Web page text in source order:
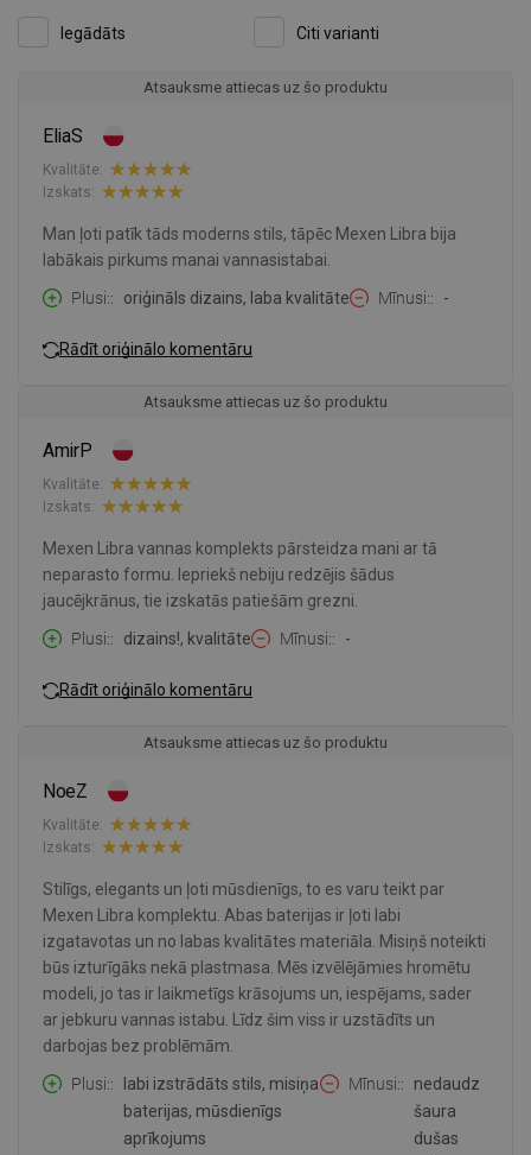
Iegādāts Citi varianti
Atsauksme attiecas uz šo produktu
EliaS
Kvalitāte:
Izskats:
Man ļoti patīk tāds moderns stils, tāpēc Mexen Libra bija
labākais pirkums manai vannasistabai.
Plusi:
oriģināls dizains, laba kvalitāte Mīnusi: -
Rādīt oriģinālo komentāru
Atsauksme attiecas uz šo produktu
AmirP
Kvalitāte:
Izskats:
Mexen Libra vannas komplekts pārsteidza mani ar tā
neparasto formu. Iepriekš nebiju redzējis šādus
jaucējkrānus, tie izskatās patiešām grezni.
Plusi:
dizains!, kvalitāte Mīnusi: -
Rādīt oriģinālo komentāru
Atsauksme attiecas uz šo produktu
NoeZ
Kvalitāte:
Izskats:
Stilīgs, elegants un ļoti mūsdienīgs, to es varu teikt par
Mexen Libra komplektu. Abas baterijas ir ļoti labi
izgatavotas un no labas kvalitātes materiāla. Misiņš noteikti
būs izturīgāks nekā plastmasa. Mēs izvēlējāmies hromētu
modeli, jo tas ir laikmetīgs krāsojums un, iespējams, sader
ar jebkuru vannas istabu. Līdz šim viss ir uzstādīts un
darbojas bez problēmām.
Plusi:
labi izstrādāts stils, misiņa
baterijas, mūsdienīgs
aprīkojums
Mīnusi:
nedaudz
šaura
dušas